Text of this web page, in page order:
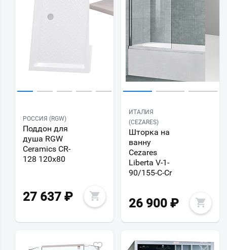
РОССИЯ (RGW)
Поддон для
душа RGW
Ceramics CR-
128 120х80
27 637 ₽
ИТАЛИЯ
(CEZARES)
Шторка на
ванну
Cezares
Liberta V-1-
90/155-C-Cr
26 900 ₽